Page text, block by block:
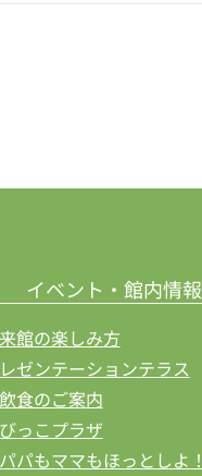
イベント・館内情報
館の楽しみ方
ゼンテーションテラス
飲食のご案内
っこプラザ
パパもママもほっとしよ！